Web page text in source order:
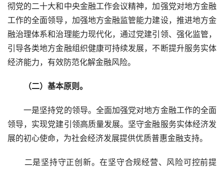
彻党的二十大和中央金融工作会议精神，加强党对地方金融
工作的全面领导，加强地方金融监管能力建设，推进地方金
融治理体系和治理能力现代化，通过党建引领、强化监管，
引导各类地方金融组织健康可持续发展，不断提升服务实体
经济能力，有效防范化解金融风险。
（二）基本原则。
一是坚持党的领导。全面加强党对地方金融工作的全面
领导，实现党建引领高质量发展。坚守金融服务实体经济发
展的初心使命，为社会经济发展提供优质普惠金融支持。
二是坚持守正创新。在坚守合规经营、风险可控前提